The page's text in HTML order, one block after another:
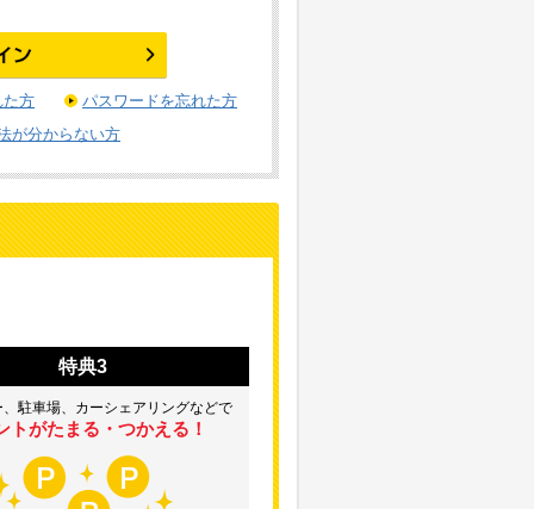
た方
パスワードを忘れた方
が分からない方
特典3
駐車場、カーシェアリングなどで
トがたまる・つかえる！